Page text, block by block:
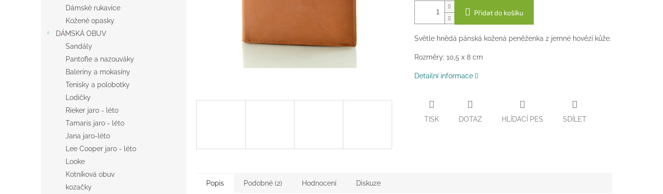
Dámské rukavice
Kožené opasky
DÁMSKÁ OBUV
Sandály
Pantofle a nazouváky
Baleríny a mokasíny
Tenisky a polobotky
Lodičky
Rieker jaro - léto
Tamaris jaro - léto
Jana jaro-léto
Lee Cooper jaro - léto
Looke
Kotníková obuv
kozačky
Přidat do košíku
Světle hnědá pánská kožená peněženka z jemné hovězí kůže.
Rozměry: 10,5 x 8 cm
Detailní informace
TISK DOTAZ HLÍDACÍ PES SDÍLET
Popis Podobné (2) Hodnocení Diskuze